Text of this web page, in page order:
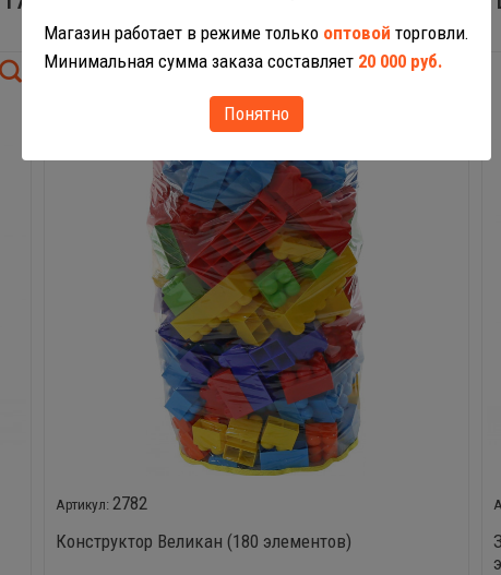
2782
Конструктор Великан (180 элементов)
Магазин работает в режиме только оптовой торговли.
Минимальная сумма заказа составляет 20 000 руб.
Понятно